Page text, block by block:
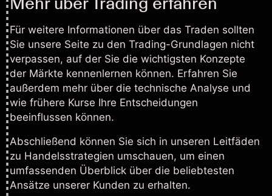
Für weitere Informationen über das Traden sollten
Sie unsere Seite zu den Trading-Grundlagen nicht
verpassen, auf der Sie die wichtigsten Konzepte
der Märkte kennenlernen können. Erfahren Sie
außerdem mehr über die technische Analyse und
wie frühere Kurse Ihre Entscheidungen
beeinflussen können.
Abschließend können Sie sich in unseren Leitfäden
zu Handelsstrategien umschauen, um einen
umfassenden Überblick über die beliebtesten
Ansätze unserer Kunden zu erhalten.